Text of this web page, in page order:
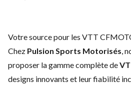
Votre source pour les VTT
Chez Pulsion Sports Motorisés,
proposer la gamme complète de
designs innovants et leur fiabilité